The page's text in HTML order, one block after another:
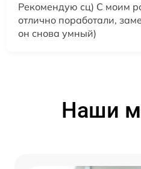
Рекомендую сц) С моим
отлично поработали,
он снова умный)
Наши